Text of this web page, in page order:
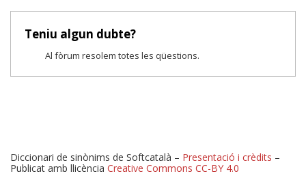
Teniu algun dubte?
Al fòrum resolem totes les qüestions.
Diccionari de sinònims de Softcatalà – Presentació i crèdits –
Publicat amb llicència Creative Commons CC-BY 4.0